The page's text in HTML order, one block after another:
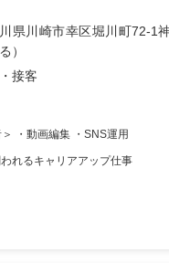
県川崎市幸区堀川町72-1
）
接客
・動画編集 ・SNS運用
れるキャリアアップ仕事